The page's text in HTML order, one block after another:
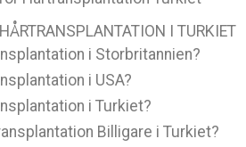
I TURKIET
i Storbritannien?
i USA?
i Turkiet?
Billigare i Turkiet?